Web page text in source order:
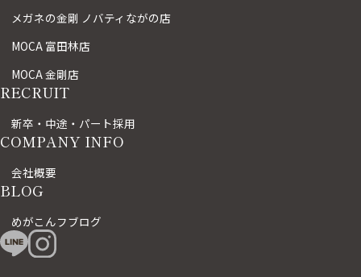
メガネの金剛 ノバティながの店
MOCA 富田林店
MOCA 金剛店
RECRUIT
新卒・中途・パート採用
COMPANY INFO
会社概要
BLOG
めがこんフブログ